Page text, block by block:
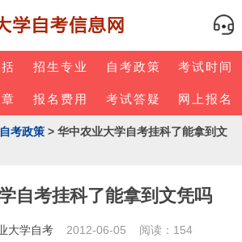
招生专业 自考政策 考试时间
报名费用 考试答疑 网上报名
自考政策 > 华中农业大学自考挂科了能拿到文
自考挂科了能拿到文凭吗
大学自考 2012-06-05 阅读：154